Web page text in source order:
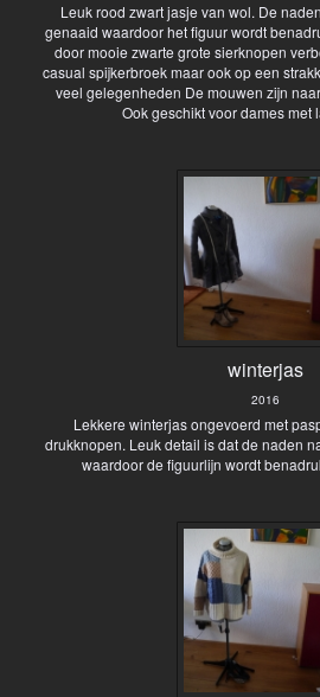
Leuk rood zwart jasje van wol. De
genaaid waardoor het figuur wordt
door mooie zwarte grote sierknopen
casual spijkerbroek maar ook op een
veel gelegenheden De mouwen zijn
Ook geschikt voor dames met
winterjas
2016
Lekkere winterjas ongevoerd met
drukknopen. Leuk detail is dat de naden
waardoor de figuurlijn wordt